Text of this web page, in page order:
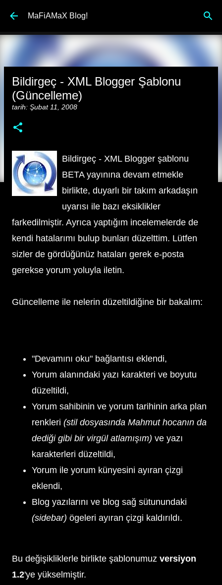
Ana içeriğe atla
MaFiAMaX Blog!
Bildirgeç - XML Blogger Şablonu
(Güncelleme)
tarih: Şubat 11, 2008
Bildirgeç - XML Blogger şablonu
BETA yayınına devam etmekle
birlikte, duyarlı bir takım arkadaşın
uyarısı ile bazı eksiklikler
farkedilmiştir. Ayrıca yaptığım incelemelerde de
kendi hatalarımı bulup bunları düzelttim. Lütfen
sizler de gördüğünüz hataları gerek e-posta
gerekse yorum yoluyla iletin.
Güncelleme ile nelerin düzeltildiğine bir bakalım:
"Devamını oku" bağlantısı eklendi,
Yorum alanındaki yazı karakteri ve boyutu
düzeltildi,
Yorum sahibinin ve yorum tarihinin arka plan
renkleri (stil dosyasında Mahmut hocanın da
dediği gibi bir virgül atlamışım) ve yazı
karakterleri düzeltildi,
Yorum ile yorum künyesini ayıran çizgi
eklendi,
Blog yazılarını ve blog sağ sütunundaki
(sidebar) ögeleri ayıran çizgi kaldırıldı.
Bu değişikliklerle birlikte şablonumuz versiyon
1.2'ye yükselmiştir.